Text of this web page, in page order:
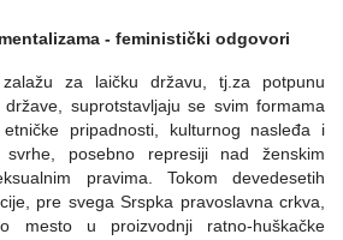
- feministički odgovori
za laičku državu, tj.za potpunu
suprotstavljaju se svim formama
pripadnosti, kulturnog nasleđa i
posebno represiji nad ženskim
pravima. Tokom devedesetih
pre svega Srspka pravoslavna crkva,
mesto u proizvodnji ratno-huškačke